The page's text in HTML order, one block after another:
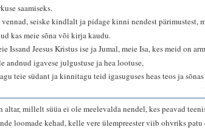
saamiseks.
seiske kindlalt ja pidage kinni nendest pärimustest,
kas meie sõna või kirja kaudu.
Issand Jeesus Kristus ise ja Jumal, meie Isa, kes meid on
andnud igavese julgustuse ja hea lootuse,
teie südant ja kinnitagu teid igasuguses heas teos ja sõnas!
altar, millelt süüa ei ole meelevalda nendel, kes peavad
loomade kehad, kelle vere ülempreester viib ohvriks patu